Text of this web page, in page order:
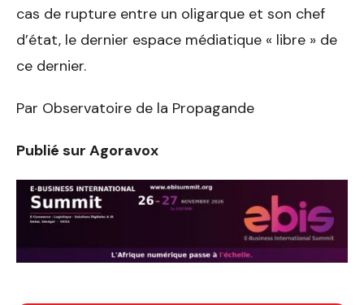
cas de rupture entre un oligarque et son chef
d’état, le dernier espace médiatique « libre » de
ce dernier.
Par Observatoire de la Propagande
Publié sur Agoravox